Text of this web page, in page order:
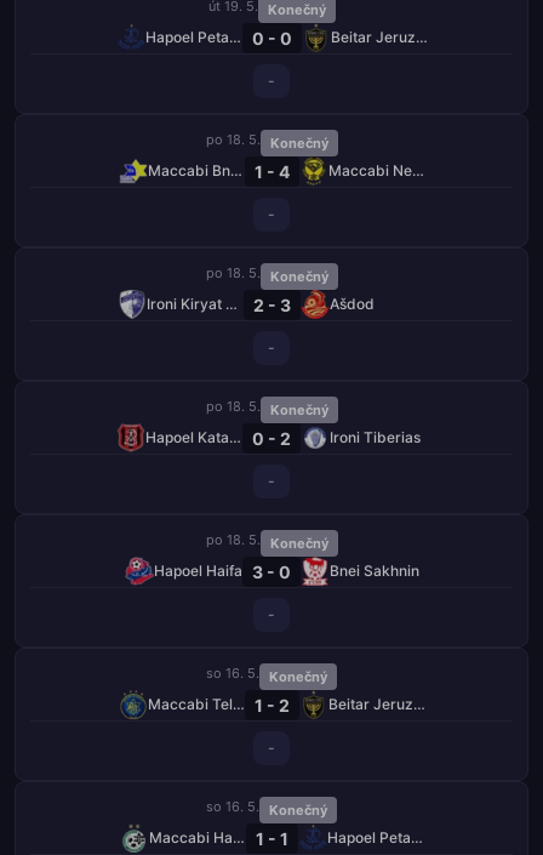
út 19. 5. Konečný
Hapoel Petah Tikva 0 - 0 Beitar Jeruzalém
-
po 18. 5. Konečný
Maccabi Bnei Raina 1 - 4 Maccabi Netanya
-
po 18. 5. Konečný
Ironi Kiryat Šmona 2 - 3 Ašdod
-
po 18. 5. Konečný
Hapoel Katamon 0 - 2 Ironi Tiberias
-
po 18. 5. Konečný
Hapoel Haifa 3 - 0 Bnei Sakhnin
-
so 16. 5. Konečný
Maccabi Tel Aviv 1 - 2 Beitar Jeruzalém
-
so 16. 5. Konečný
Maccabi Haifa 1 - 1 Hapoel Petah Tikva